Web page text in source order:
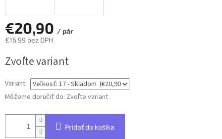
€20,90 / pár
€16,99 bez DPH
cena:
Zvoľte variant
Variant
Môžeme doručiť do: Zvoľte variant
Pridať do košíka